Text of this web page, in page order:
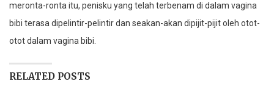
meronta-ronta itu, penisku yang telah terbenam di dalam vagina
bibi terasa dipelintir-pelintir dan seakan-akan dipijit-pijit oleh otot-
otot dalam vagina bibi.
RELATED POSTS